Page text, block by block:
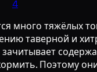
4
много тяжёлых
таверной и
Поэтому